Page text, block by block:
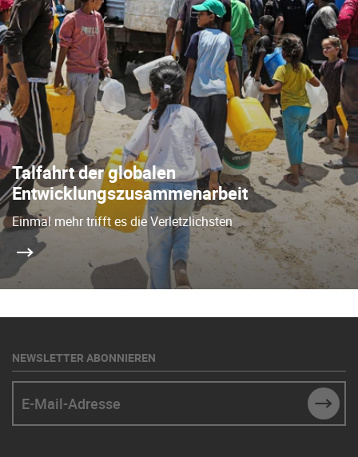
Talfahrt der globalen
Entwicklungszusammenarbeit
Einmal mehr trifft es die Verletzlichsten
NEWSLETTER ABONNIEREN